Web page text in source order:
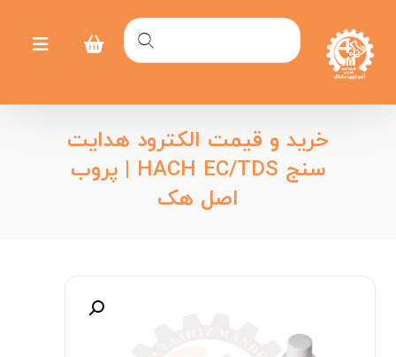
خرید و قیمت الکترود هدایت
سنج HACH EC/TDS | پروب
اصل هک